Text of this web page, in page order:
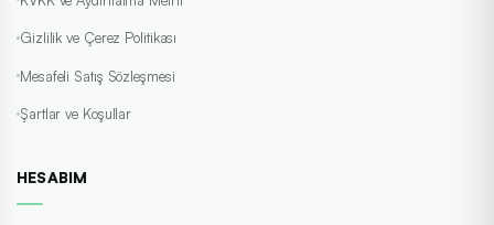
Air Optix, DAILIES, Total1, Precision1.
İncele Günlük
Gizlilik ve Çerez Politikası
Mesafeli Satış Sözleşmesi
Şartlar ve Koşullar
HESABIM